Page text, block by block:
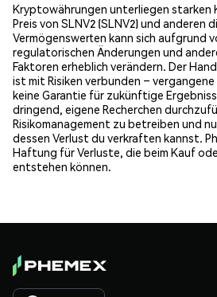
Kryptowährungen unterliegen starken
Preis von SLNV2 (SLNV2) und anderen
Vermögenswerten kann sich aufgrund
regulatorischen Änderungen und
Faktoren erheblich verändern. Der
ist mit Risiken verbunden –
keine Garantie für zukünftige
dringend, eigene Recherchen
Risikomanagement zu betreiben und
dessen Verlust du verkraften kannst.
Haftung für Verluste, die beim Kauf
entstehen können.